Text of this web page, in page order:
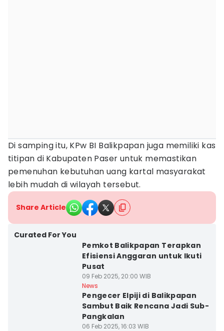
Di samping itu, KPw BI Balikpapan juga memiliki kas
titipan di Kabupaten Paser untuk memastikan
pemenuhan kebutuhan uang kartal masyarakat
lebih mudah di wilayah tersebut.
Share Article
Curated For You
Pemkot Balikpapan Terapkan
Efisiensi Anggaran untuk Ikuti
Pusat
09 Feb 2025, 20:00 WIB
News
Pengecer Elpiji di Balikpapan
Sambut Baik Rencana Jadi Sub-
Pangkalan
06 Feb 2025, 16:03 WIB